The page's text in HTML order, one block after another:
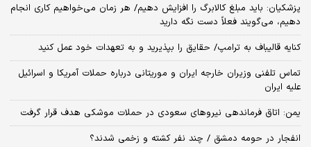
پزشکیان: باید مبلغ کالابرگ را افزایش دهیم/ هر زمان می‌خواهیم کاری انجام
دهیم، می‌گویند فعلاً دست نگه دارید
کنایه قالیباف به ترامپ/ حقایق را بپذیرید و به تعهدات خود عمل کنید
تماس تلفنی وزیران خارجه ایران و موریتانی درباره حملات آمریکا و اسرائیل
علیه ایران
یمن: اتاق فرماندهی نیروهای سعودی در حملات موشکی هدف قرار گرفت
انفجار در حومه دمشق / چند نفر کشته و زخمی شدند؟